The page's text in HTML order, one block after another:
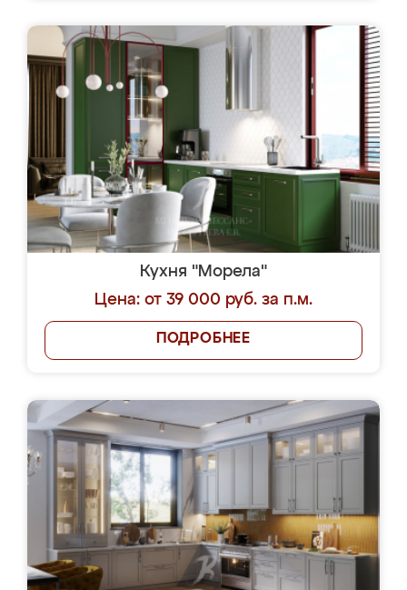
Кухня "Морела"
Цена: от 39 000 руб. за п.м.
ПОДРОБНЕЕ